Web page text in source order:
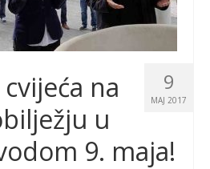
9
MAJ 2017
na
u
9. maja!